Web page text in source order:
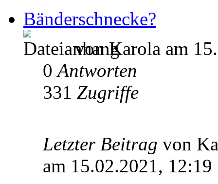
Bänderschnecke?
von Karola am
0Antworten
331 Zugriffe
Letzter Beitrag von
am 15.02.2021, 12:19